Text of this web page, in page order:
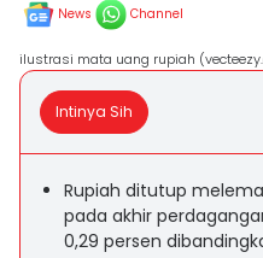
News Channel
ilustrasi mata uang rupiah
Intinya Sih
Rupiah ditutup
pada akhir
0,29 persen